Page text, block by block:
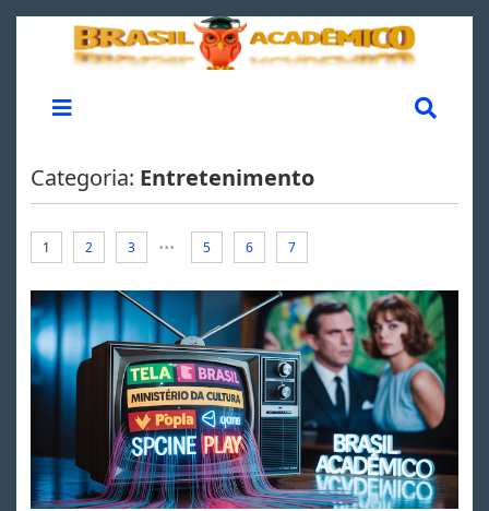
Categoria: Entretenimento
1 2 3 ... 5 6 7